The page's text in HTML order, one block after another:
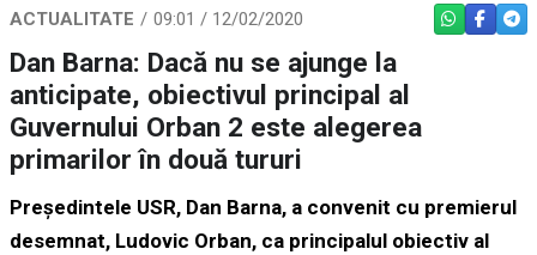
ACTUALITATE 09:01 / 12/02/2020 WHATSAPP
Dan Barna: Dacă nu se ajunge la
anticipate, obiectivul principal al
Guvernului Orban 2 este alegerea
primarilor în două tururi
Preşedintele USR, Dan Barna, a convenit cu premierul
desemnat, Ludovic Orban, ca principalul obiectiv al